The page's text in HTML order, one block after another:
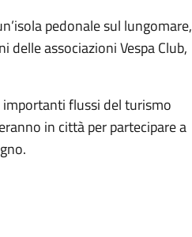
pedonale sul lungomare,
delle associazioni Vespa Club,
flussi del turismo
in città per partecipare a